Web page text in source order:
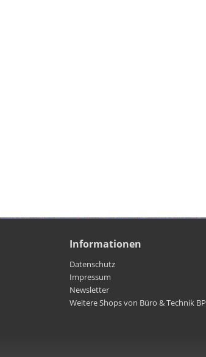
Informationen
Datenschutz
Impressum
Newsletter
Weitere Shops von Büro & Technik